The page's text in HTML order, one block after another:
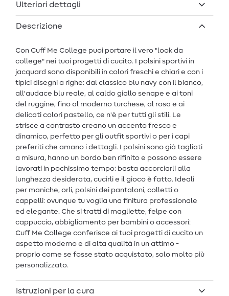
Ulteriori dettagli
Descrizione
Con Cuff Me College puoi portare il vero "look da
college" nei tuoi progetti di cucito. I polsini sportivi in
jacquard sono disponibili in colori freschi e chiari e con i
tipici disegni a righe: dal classico blu navy con il bianco,
all'audace blu reale, al caldo giallo senape e ai toni
del ruggine, fino al moderno turchese, al rosa e ai
delicati colori pastello, ce n'è per tutti gli stili. Le
strisce a contrasto creano un accento fresco e
dinamico, perfetto per gli outfit sportivi o per i capi
preferiti che amano i dettagli. I polsini sono già tagliati
a misura, hanno un bordo ben rifinito e possono essere
lavorati in pochissimo tempo: basta accorciarli alla
lunghezza desiderata, cucirli e il gioco è fatto. Ideali
per maniche, orli, polsini dei pantaloni, colletti o
cappelli: ovunque tu voglia una finitura professionale
ed elegante. Che si tratti di magliette, felpe con
cappuccio, abbigliamento per bambini o accessori:
Cuff Me College conferisce ai tuoi progetti di cucito un
aspetto moderno e di alta qualità in un attimo -
proprio come se fosse stato acquistato, solo molto più
personalizzato.
Istruzioni per la cura